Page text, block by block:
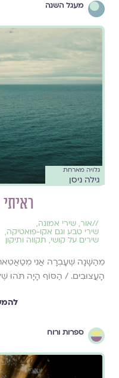
מעגל השנה
גלויה מארחת
גילה ניסן
//אור, שירי אמונה,
שירי טבע וגם אקו-פואטיקה,
שירים על קושי, תקווה ותיקון
מֵהַשָּׁנָה שֶׁעָבְרָה אֲנִי
הָעֲצוּבִים. / הַסּוֹף הָיָה תֹּהוּ
ספרות ורוח